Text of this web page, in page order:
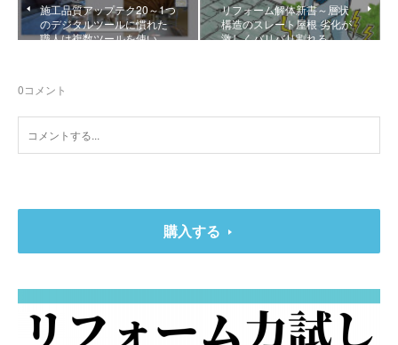
施工品質アップテク20～1つ
のデジタルツールに慣れた
職人は複数ツールを使い…
リフォーム解体新書～層状
構造のスレート屋根 劣化が
激しくバリバリ割れる
0コメント
購入する